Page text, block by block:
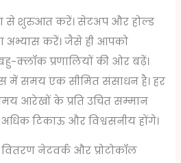
से शुरुआत करें। सेटअप और होल्ड
अभ्यास करें। जैसे ही आपको
क्लॉक प्रणालियों की ओर बढ़ें।
में समय एक सीमित संसाधन है। हर
आरेखों के प्रति उचित सम्मान
टिकाऊ और विश्वसनीय होंगे।
वितरण नेटवर्क और प्रोटोकॉल